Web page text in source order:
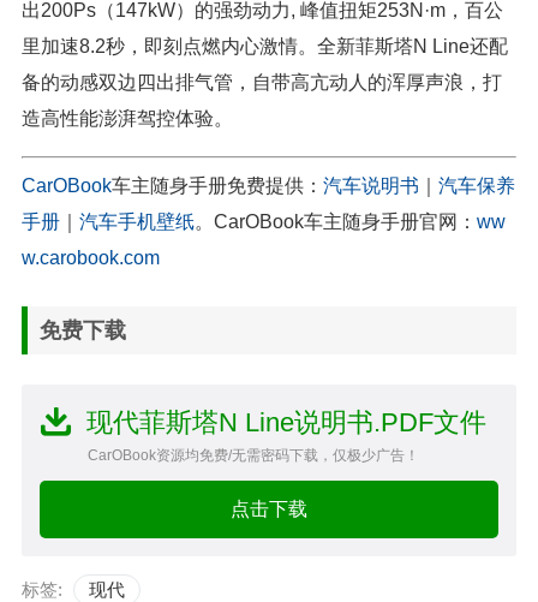
出200Ps（147kW）的强劲动力, 峰值扭矩253N·m，百公
里加速8.2秒，即刻点燃内心激情。全新菲斯塔N Line还配
备的动感双边四出排气管，自带高亢动人的浑厚声浪，打
造高性能澎湃驾控体验。
CarOBook车主随身手册免费提供： 汽车说明书
汽车保养
手册
汽车手机壁纸。CarOBook车主随身手册官网： ww
w.carobook.com
免费下载
现代菲斯塔N Line说明书.PDF文件
CarOBook资源均免费/无需密码下载，仅极少广告！
点击下载
标签: 现代